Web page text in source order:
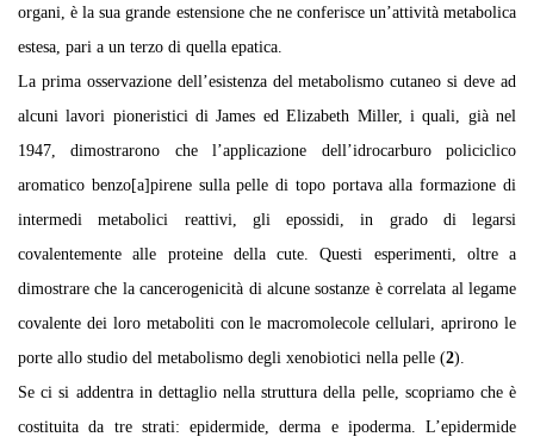
organi, è la sua grande estensione che ne conferisce un’attività metabolica
estesa, pari a un terzo di quella epatica.
La prima osservazione dell’esistenza del metabolismo cutaneo si deve ad
alcuni lavori pioneristici di James ed Elizabeth Miller, i quali, già nel
1947, dimostrarono che l’applicazione dell’idrocarburo policiclico
aromatico benzo[a]pirene sulla pelle di topo portava alla formazione di
intermedi metabolici reattivi, gli epossidi, in grado di legarsi
covalentemente alle proteine della cute. Questi esperimenti, oltre a
dimostrare che la cancerogenicità di alcune sostanze è correlata al legame
covalente dei loro metaboliti con le macromolecole cellulari, aprirono le
porte allo studio del metabolismo degli xenobiotici nella pelle (2).
Se ci si addentra in dettaglio nella struttura della pelle, scopriamo che è
costituita da tre strati: epidermide, derma e ipoderma. L’epidermide